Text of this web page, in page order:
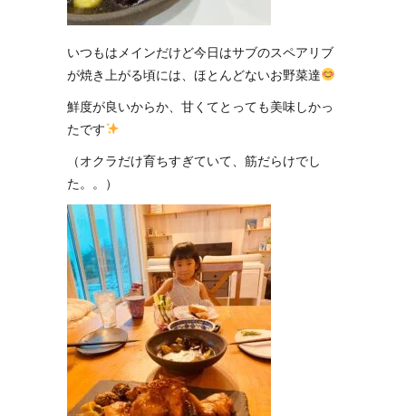
いつもはメインだけど今日はサブのスペアリブ
が焼き上がる頃には、ほとんどないお野菜達
鮮度が良いからか、甘くてとっても美味しかっ
たです
（オクラだけ育ちすぎていて、筋だらけでし
た。。）